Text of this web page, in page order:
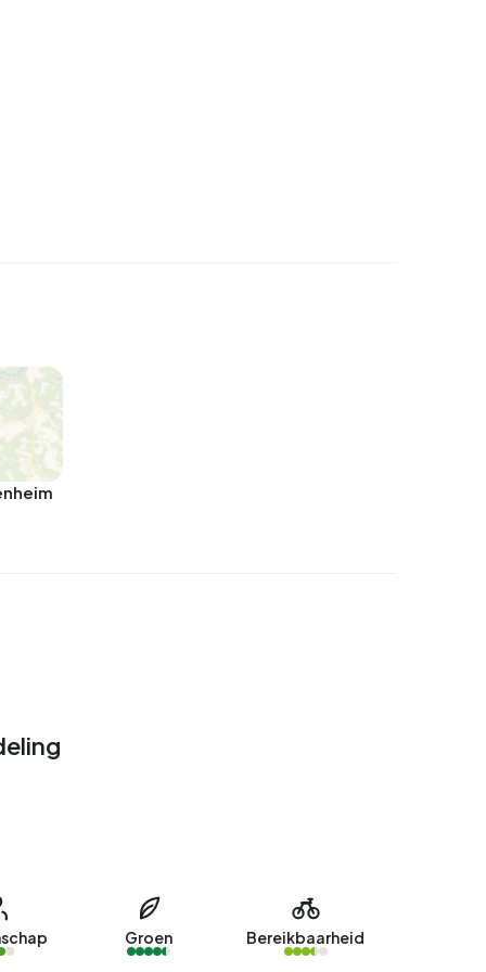
Groen Bereikbaarheid